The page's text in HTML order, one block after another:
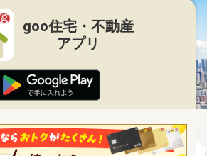
goo住宅・不動産
アプリ